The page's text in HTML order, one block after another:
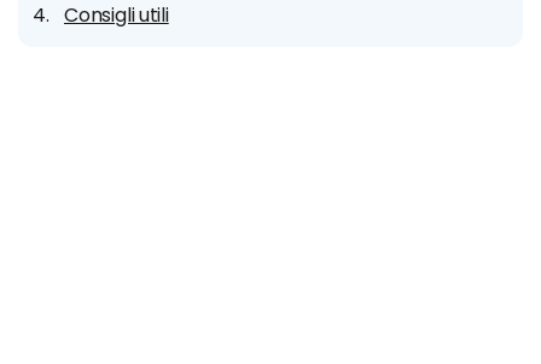
Consigli utili